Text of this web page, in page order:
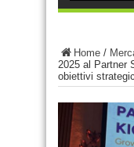
Home /
2025 al Partner
obiettivi